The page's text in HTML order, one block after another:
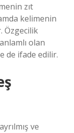
zıt
kelimenin
Özgecilik
olan
de ifade edilir.
ve